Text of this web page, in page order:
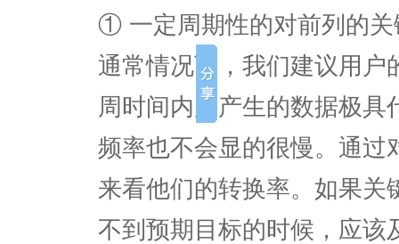
① 一定周期性的对前列的
通常情况下，我们建议用户
周时间内所产生的数据极
频率也不会显的很慢。通过
来看他们的转换率。如果关
不到预期目标的时候，应该